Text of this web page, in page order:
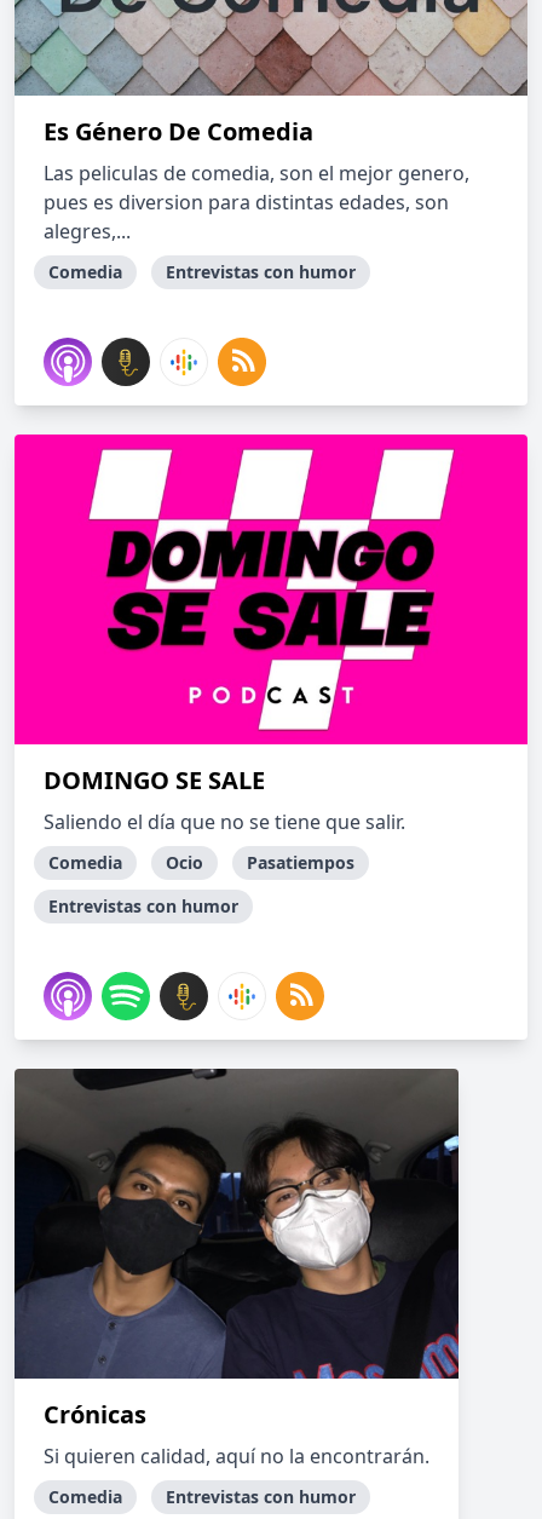
Es Género De Comedia
Las peliculas de comedia, son el mejor genero,
pues es diversion para distintas edades, son
alegres,...
Comedia Entrevistas con humor
DOMINGO SE SALE
Saliendo el día que no se tiene que salir.
Comedia Ocio
Pasatiempos
Entrevistas con humor
Crónicas
Si quieren calidad, aquí no la encontrarán.
Comedia Entrevistas con humor